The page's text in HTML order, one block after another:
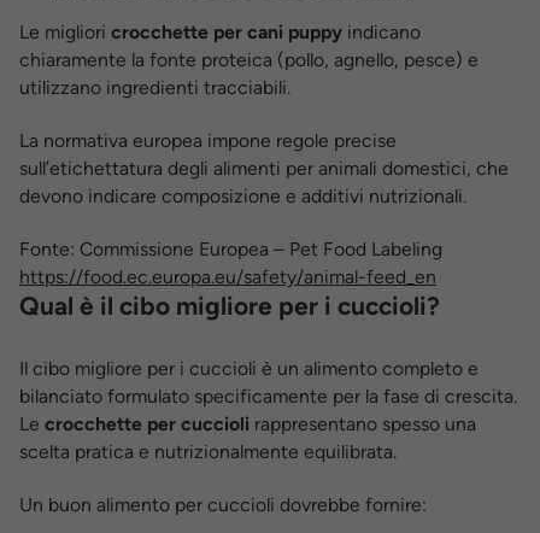
Le migliori crocchette per cani puppy indicano
chiaramente la fonte proteica (pollo, agnello, pesce) e
utilizzano ingredienti tracciabili.
La normativa europea impone regole precise
sull’etichettatura degli alimenti per animali domestici, che
devono indicare composizione e additivi nutrizionali.
Fonte: Commissione Europea – Pet Food Labeling
https://food.ec.europa.eu/safety/animal-feed_en
Qual è il cibo migliore per i cuccioli?
Il cibo migliore per i cuccioli è un alimento completo e
bilanciato formulato specificamente per la fase di crescita.
Le crocchette per cuccioli rappresentano spesso una
scelta pratica e nutrizionalmente equilibrata.
Un buon alimento per cuccioli dovrebbe fornire: